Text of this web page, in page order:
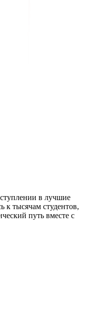
в лучшие
к тысячам студентов,
путь вместе с